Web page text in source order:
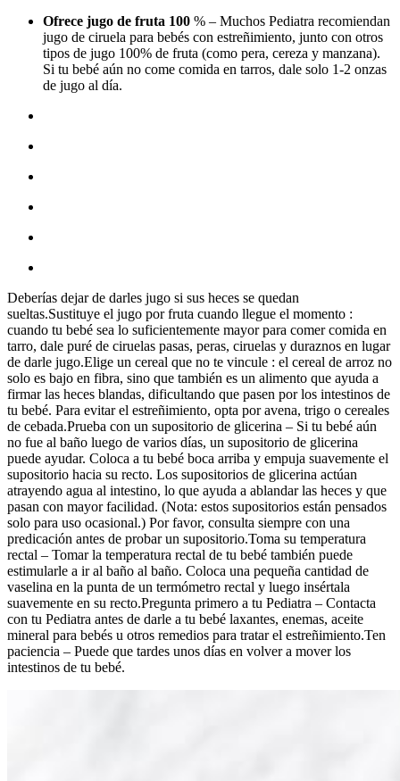
Ofrece jugo de fruta 100 % – Muchos Pediatra recomiendan
jugo de ciruela para bebés con estreñimiento, junto con otros
tipos de jugo 100% de fruta (como pera, cereza y manzana).
Si tu bebé aún no come comida en tarros, dale solo 1-2 onzas
de jugo al día.
Deberías dejar de darles jugo si sus heces se quedan
sueltas.Sustituye el jugo por fruta cuando llegue el momento :
cuando tu bebé sea lo suficientemente mayor para comer comida en
tarro, dale puré de ciruelas pasas, peras, ciruelas y duraznos en lugar
de darle jugo.Elige un cereal que no te vincule : el cereal de arroz no
solo es bajo en fibra, sino que también es un alimento que ayuda a
firmar las heces blandas, dificultando que pasen por los intestinos de
tu bebé. Para evitar el estreñimiento, opta por avena, trigo o cereales
de cebada.Prueba con un supositorio de glicerina – Si tu bebé aún
no fue al baño luego de varios días, un supositorio de glicerina
puede ayudar. Coloca a tu bebé boca arriba y empuja suavemente el
supositorio hacia su recto. Los supositorios de glicerina actúan
atrayendo agua al intestino, lo que ayuda a ablandar las heces y que
pasan con mayor facilidad. (Nota: estos supositorios están pensados
solo para uso ocasional.) Por favor, consulta siempre con una
predicación antes de probar un supositorio.Toma su temperatura
rectal – Tomar la temperatura rectal de tu bebé también puede
estimularle a ir al baño al baño. Coloca una pequeña cantidad de
vaselina en la punta de un termómetro rectal y luego insértala
suavemente en su recto.Pregunta primero a tu Pediatra – Contacta
con tu Pediatra antes de darle a tu bebé laxantes, enemas, aceite
mineral para bebés u otros remedios para tratar el estreñimiento.Ten
paciencia – Puede que tardes unos días en volver a mover los
intestinos de tu bebé.